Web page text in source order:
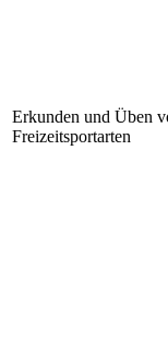
Erkunden und Üben
Freizeitsportarten